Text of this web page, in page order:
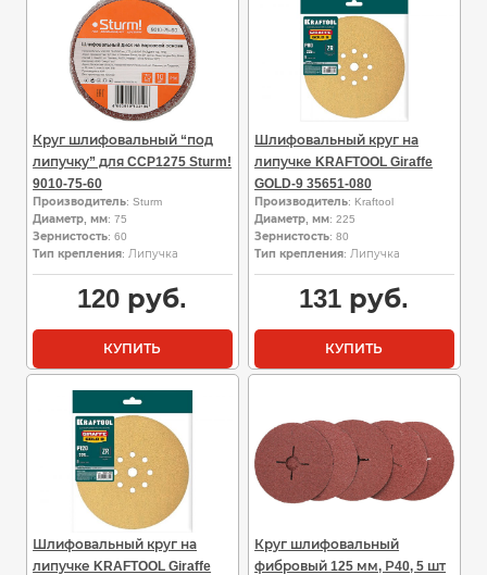
Круг шлифовальный “под
липучку” для CCP1275 Sturm!
9010-75-60
Производитель: Sturm
Диаметр, мм: 75
Зернистость: 60
Тип крепления: Липучка
120 руб.
КУПИТЬ
Шлифовальный круг на
липучке KRAFTOOL Giraffe
GOLD-9 35651-080
Производитель: Kraftool
Диаметр, мм: 225
Зернистость: 80
Тип крепления: Липучка
131 руб.
КУПИТЬ
Шлифовальный круг на
липучке KRAFTOOL Giraffe
Круг шлифовальный
фибровый 125 мм, Р40, 5 шт